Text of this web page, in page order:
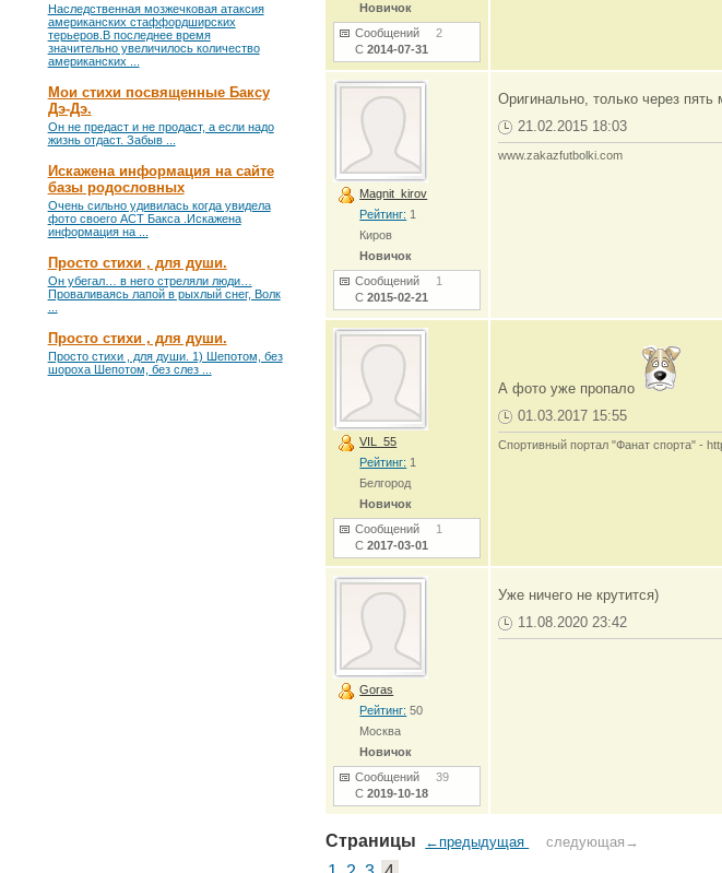
Наследственная мозжечковая атаксия
американских стаффордширских
терьеров.В последнее время
значительно увеличилось количество
американских ...
Мои стихи посвященные Баксу
Дэ-Дэ.
Он не предаст и не продаст, а если надо
жизнь отдаст. Забыв ...
Искажена информация на сайте
базы родословных
Очень сильно удивилась когда увидела
фото своего АСТ Бакса .Искажена
информация на ...
Просто стихи , для души.
Он убегал… в него стреляли люди…
Проваливаясь лапой в рыхлый снег, Волк
Просто стихи , для души.
Просто стихи , для души. 1) Шепотом, без
шороха Шепотом, без слез ...
Новичок
Сообщений2
С2014-07-31
Magnit_kirov
Рейтинг: 1
Киров
Новичок
Сообщений 1
С2015-02-21
Оригинально, только через пять
21.02.2015 18:03
www.zakazfutbolki.com
VIL_55
Рейтинг: 1
Белгород
Новичок
Сообщений 1
С2017-03-01
А фото уже пропало
01.03.2017 15:55
Спортивный портал "Фанат спорта" -
Goras
Рейтинг: 50
Москва
Новичок
Сообщений39
С2019-10-18
Уже ничего не крутится)
11.08.2020 23:42
Страницы ←предыдущая следующая→